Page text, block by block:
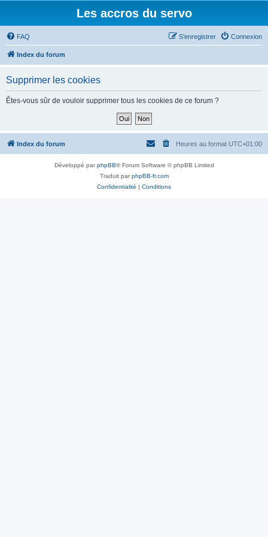
Les accros du servo
FAQ Connexion
S’enregistrer
Index du forum
Supprimer les cookies
Êtes-vous sûr de vouloir supprimer tous les cookies de ce forum ?
Index du forum Heures au format UTC+01:00
Développé parphpBB® Forum Software © phpBB Limited
Traduit parphpBB-fr.com
Confidentialité | Conditions